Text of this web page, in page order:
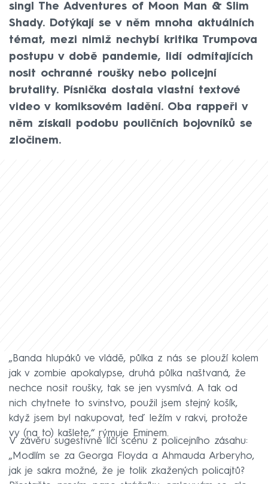
singl The Adventures of Moon Man & Slim
Shady. Dotýkají se v něm mnoha aktuálních
témat, mezi nimiž nechybí kritika Trumpova
postupu v době pandemie, lidí odmítajících
nosit ochranné roušky nebo policejní
brutality. Písnička dostala vlastní textové
video v komiksovém ladění. Oba rappeři v
něm získali podobu pouličních bojovníků se
zločinem.
„Banda hlupáků ve vládě, půlka z nás se plouží kolem
jak v zombie apokalypse, druhá půlka naštvaná, že
nechce nosit roušky, tak se jen vysmívá. A tak od
nich chytnete to svinstvo, použil jsem stejný košík,
když jsem byl nakupovat, teď ležím v rakvi, protože
vy (na to) kašlete,“ rýmuje Eminem.
V závěru sugestivně líčí scénu z policejního zásahu:
„Modlím se za Georga Floyda a Ahmauda Arberyho,
jak je sakra možné, že je tolik zkažených policajtů?